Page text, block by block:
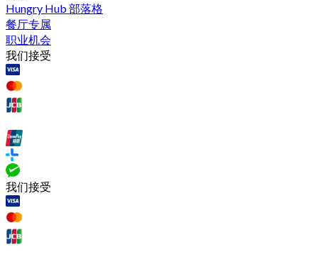
Hungry Hub 部落格
餐厅专属
职业机会
我们接受
我们接受